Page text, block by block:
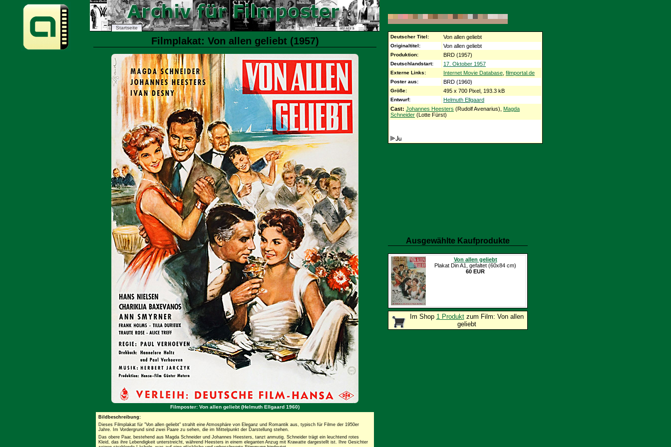
Startseite
Filmplakat: Von allen geliebt (1957)
Filmposter: Von allen geliebt (Helmuth Ellgaard 1960)
Deutscher Titel: Von allen geliebt
Originaltitel: Von allen geliebt
Produktion: BRD (1957)
Deutschlandstart: 17. Oktober 1957
Externe Links: Internet Movie Database filmportal.de
Poster aus: BRD (1960)
Größe: 495 x 700 Pixel, 193.3 kB
Entwurf:
Helmuth Ellgaard
Cast: Johannes Heesters (Rudolf Avenarius), Magda
Schneider (Lotte Fürst)
Ausgewählte Kaufprodukte
Von allen geliebt
Plakat Din A1, gefaltet (60x84 cm)
60 EUR
Im Shop 1 Produktzum Film: Von allen
geliebt
Bildbeschreibung:
Dieses Filmplakat für "Von allen geliebt" strahlt eine Atmosphäre von Eleganz und Romantik aus, typisch für Filme der 1950er
Jahre. Im Vordergrund sind zwei Paare zu sehen, die im Mittelpunkt der Darstellung stehen.
Das obere Paar, bestehend aus Magda Schneider und Johannes Heesters, tanzt anmutig. Schneider trägt ein leuchtend rotes
Kleid, das ihre Lebendigkeit unterstreicht, während Heesters in einem eleganten Anzug mit Krawatte dargestellt ist. Ihre Gesichter